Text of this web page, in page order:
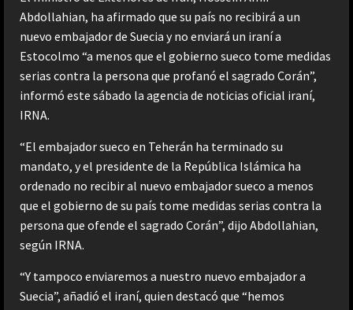
Abdollahian, ha afirmado que su país no recibirá a un
nuevo embajador de Suecia y no enviará un iraní a
Estocolmo “a menos que el gobierno sueco tome medidas
serias contra la persona que profanó el sagrado Corán”,
informó este sábado la agencia de noticias oficial iraní,
IRNA.
“El embajador sueco en Teherán ha terminado su
mandato, y el presidente de la República Islámica ha
ordenado no recibir al nuevo embajador sueco a menos
que el gobierno de su país tome medidas serias contra la
persona que ofende el sagrado Corán”, dijo Abdollahian,
según IRNA.
“Y tampoco enviaremos a nuestro nuevo embajador a
Suecia”, añadió el iraní, quien destacó que “hemos